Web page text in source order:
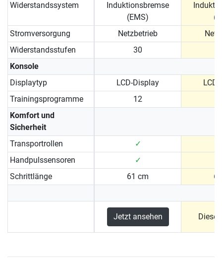
Widerstandssystem
Induktionsbremse
(EMS)
Stromversorgung
Netzbetrieb
Widerstandsstufen
30
Konsole
Displaytyp
LCD-Display
Trainingsprogramme
12
Komfort und
Sicherheit
Transportrollen
✓
Handpulssensoren
✓
Schrittlänge
61 cm
Jetzt ansehen